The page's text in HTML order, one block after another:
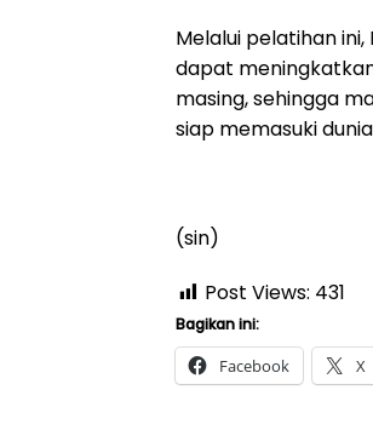
Melalui pelatihan
dapat
masing, sehingga
siap memasuki
(sin)
Post Views: 431
Bagikan ini:
Facebook X